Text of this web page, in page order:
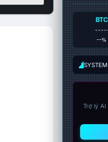
BTC
--%
Trợ lý